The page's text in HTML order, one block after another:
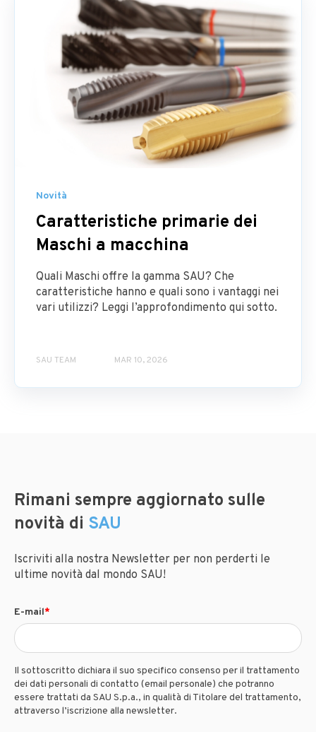
Novità
Caratteristiche primarie dei
Maschi a macchina
Quali Maschi offre la gamma SAU? Che
caratteristiche hanno e quali sono i vantaggi nei
vari utilizzi? Leggi l’approfondimento qui sotto.
SAU TEAM MAR 10, 2026
Rimani sempre aggiornato sulle
novità di SAU
Iscriviti alla nostra Newsletter per non perderti le
ultime novità dal mondo SAU!
E-mail*
Il sottoscritto dichiara il suo specifico consenso per il trattamento
dei dati personali di contatto (email personale) che potranno
essere trattati da SAU S.p.a., in qualità di Titolare del trattamento,
attraverso l’iscrizione alla newsletter.